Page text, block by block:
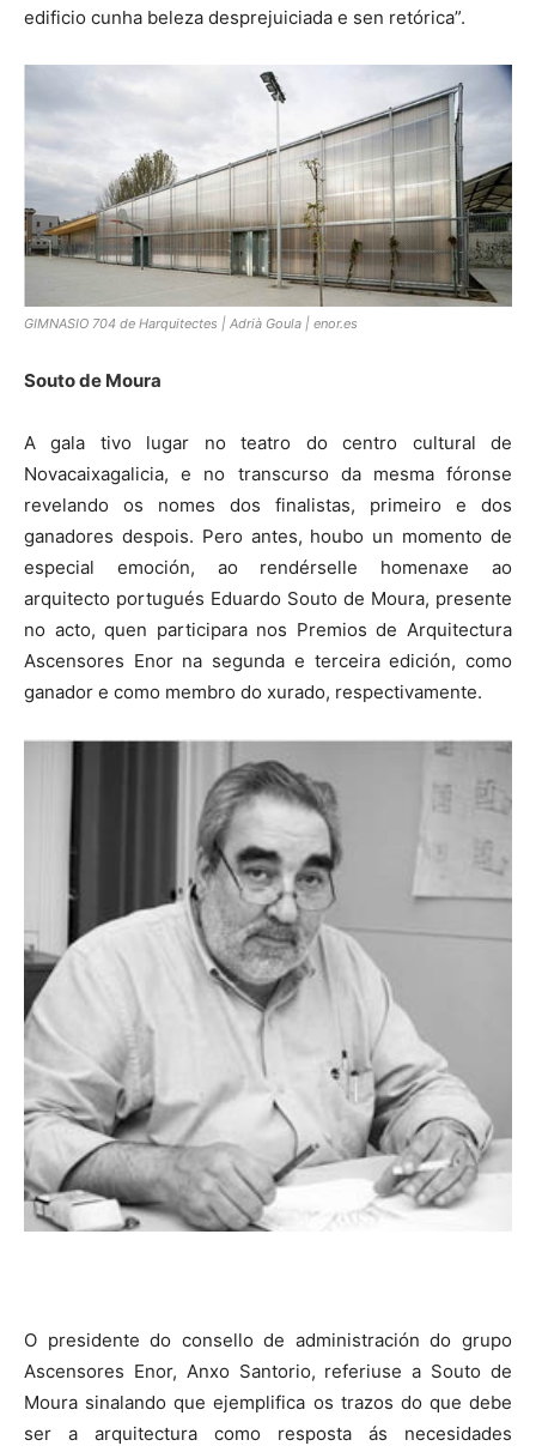
edificio cunha beleza desprejuiciada e sen retórica”.
GIMNASIO 704 de Harquitectes | Adrià Goula | enor.es
Souto de Moura
A gala tivo lugar no teatro do centro cultural de
Novacaixagalicia, e no transcurso da mesma fóronse
revelando os nomes dos finalistas, primeiro e dos
ganadores despois. Pero antes, houbo un momento de
especial emoción, ao rendérselle homenaxe ao
arquitecto portugués Eduardo Souto de Moura, presente
no acto, quen participara nos Premios de Arquitectura
Ascensores Enor na segunda e terceira edición, como
ganador e como membro do xurado, respectivamente.
O presidente do consello de administración do grupo
Ascensores Enor, Anxo Santorio, referiuse a Souto de
Moura sinalando que ejemplifica os trazos do que debe
ser a arquitectura como resposta ás necesidades